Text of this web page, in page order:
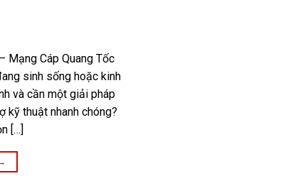
Mạng Cáp Quang Tốc
sinh sống hoặc kinh
và cần một giải pháp
kỹ thuật nhanh chóng?
[…]